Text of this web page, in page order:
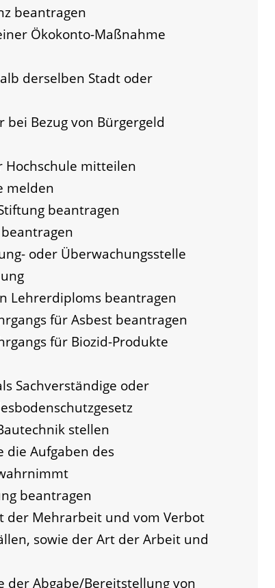
beantragen
Ökokonto-Maßnahme
derselben Stadt oder
Bezug von Bürgergeld
mitteilen
melden
beantragen
oder Überwachungsstelle
Lehrerdiploms beantragen
für Asbest beantragen
für Biozid-Produkte
Sachverständige oder
stellen
die Aufgaben des
beantragen
der Mehrarbeit und vom Verbot
sowie der Art der Arbeit und
der Abgabe/Bereitstellung von